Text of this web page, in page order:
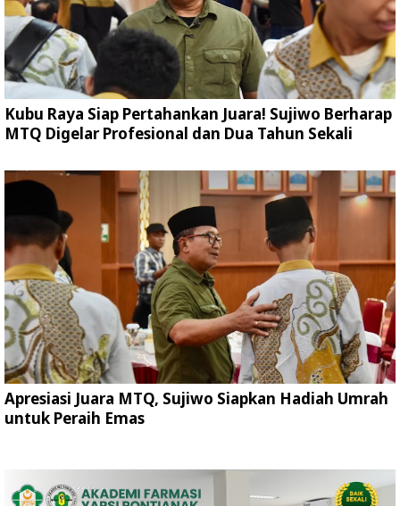
Kubu Raya Siap Pertahankan Juara! Sujiwo Berharap
MTQ Digelar Profesional dan Dua Tahun Sekali
Apresiasi Juara MTQ, Sujiwo Siapkan Hadiah Umrah
untuk Peraih Emas